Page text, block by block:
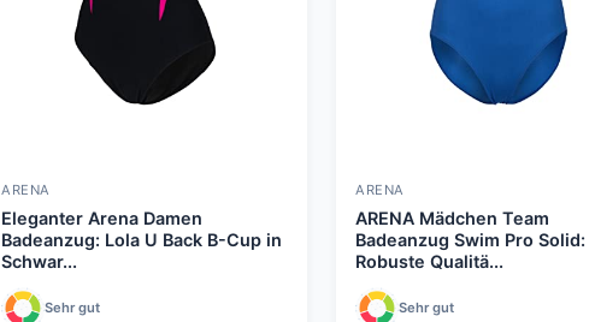
ARENA
Eleganter Arena Damen
Badeanzug: Lola U Back B-Cup in
Schwar...
Sehr gut
ARENA
ARENA Mädchen Team
Badeanzug Swim Pro Solid:
Robuste Qualitä...
Sehr gut